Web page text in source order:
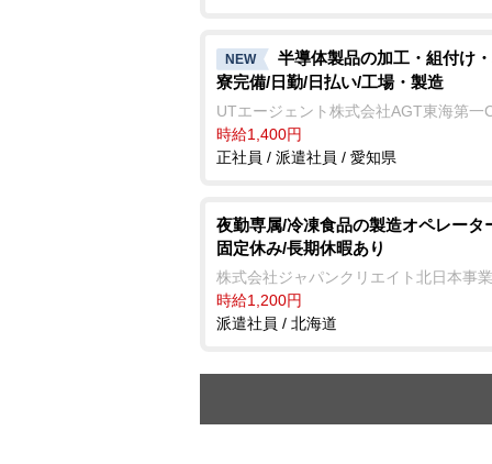
NEW
半導体製品の加工・組付け
寮完備/日勤/日払い/工場・製造
UTエージェント株式会社AGT東海第一
時給1,400円
正社員 / 派遣社員 / 愛知県
夜勤専属/冷凍食品の製造オペレータ
固定休み/長期休暇あり
株式会社ジャパンクリエイト北日本事
時給1,200円
派遣社員 / 北海道